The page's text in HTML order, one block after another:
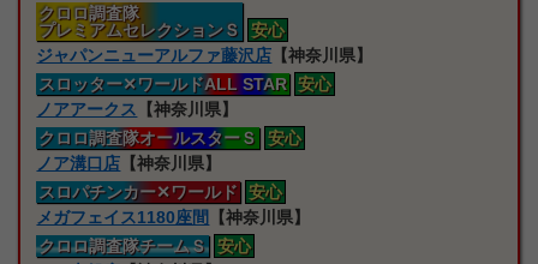
クロロ調査隊
プレミアムセレクションＳ
安心
ジャパンニューアルファ藤沢店 【神奈川県】
スロッター✕ワールドALL STAR 安心
ノアアークス
【神奈川県】
クロロ調査隊オールスターＳ
安心
ノア溝口店 【神奈川県】
スロパチンカー✕ワールド 安心
メガフェイス1180座間
【神奈川県】
クロロ調査隊チームＳ 安心